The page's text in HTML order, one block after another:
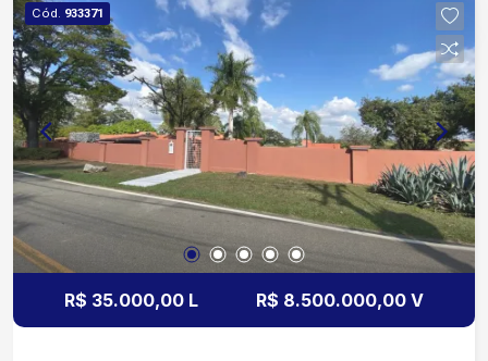
Cód. 933371
R$ 35.000,00 L R$ 8.500.000,00 V